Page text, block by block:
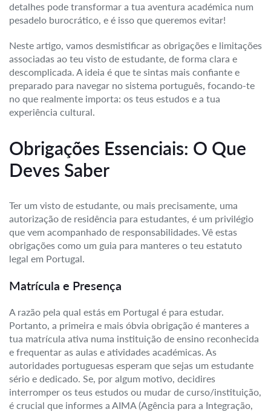
detalhes pode transformar a tua aventura académica num
pesadelo burocrático, e é isso que queremos evitar!
Neste artigo, vamos desmistificar as obrigações e limitações
associadas ao teu visto de estudante, de forma clara e
descomplicada. A ideia é que te sintas mais confiante e
preparado para navegar no sistema português, focando-te
no que realmente importa: os teus estudos e a tua
experiência cultural.
Obrigações Essenciais: O Que
Deves Saber
Ter um visto de estudante, ou mais precisamente, uma
autorização de residência para estudantes, é um privilégio
que vem acompanhado de responsabilidades. Vê estas
obrigações como um guia para manteres o teu estatuto
legal em Portugal.
Matrícula e Presença
A razão pela qual estás em Portugal é para estudar.
Portanto, a primeira e mais óbvia obrigação é manteres a
tua matrícula ativa numa instituição de ensino reconhecida
e frequentar as aulas e atividades académicas. As
autoridades portuguesas esperam que sejas um estudante
sério e dedicado. Se, por algum motivo, decidires
interromper os teus estudos ou mudar de curso/instituição,
é crucial que informes a AIMA (Agência para a Integração,